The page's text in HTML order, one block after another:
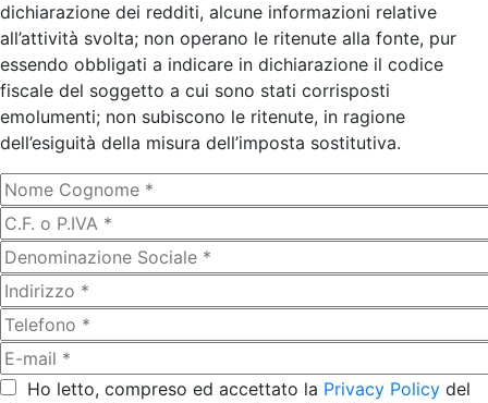
dichiarazione dei redditi, alcune informazioni relative
all’attività svolta; non operano le ritenute alla fonte, pur
essendo obbligati a indicare in dichiarazione il codice
fiscale del soggetto a cui sono stati corrisposti
emolumenti; non subiscono le ritenute, in ragione
dell’esiguità della misura dell’imposta sostitutiva.
Ho letto, compreso ed accettato la Privacy Policy del